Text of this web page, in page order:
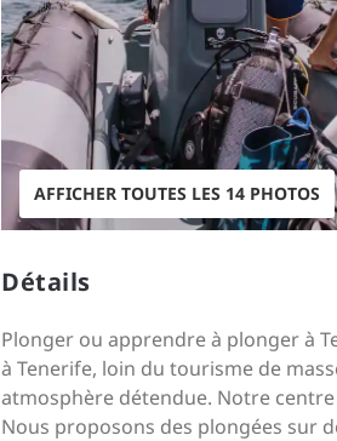
AFFICHER TOUTES LES 14 PHOTOS
Détails
Plonger ou apprendre à plonger à
à Tenerife, loin du tourisme de
atmosphère détendue. Notre centre
Nous proposons des plongées sur